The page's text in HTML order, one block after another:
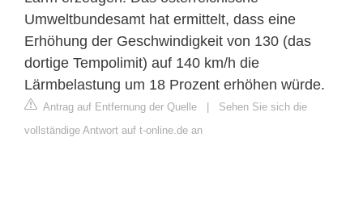
Umweltbundesamt hat ermittelt, dass eine
Erhöhung der Geschwindigkeit von 130 (das
dortige Tempolimit) auf 140 km/h die
Lärmbelastung um 18 Prozent erhöhen würde.
Antrag auf Entfernung der Quelle
Sehen Sie sich die
vollständige Antwort auf t-online.de an